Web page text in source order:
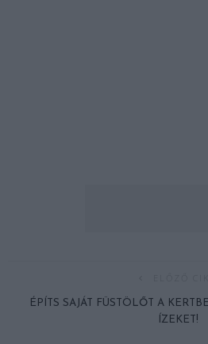
ÉPÍTS SAJÁT FÜSTÖLŐT A
ÍZEKET!